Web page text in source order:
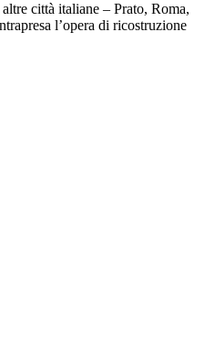
città italiane – Prato, Roma,
l’opera di ricostruzione